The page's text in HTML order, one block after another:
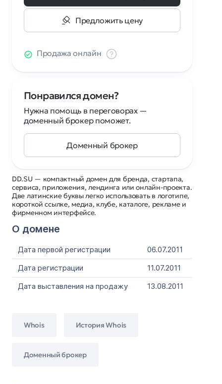
DD.SU — компактный домен для бренда, стартапа,
сервиса, приложения, лендинга или онлайн-проекта.
Две латинские буквы легко использовать в логотипе,
короткой ссылке, медиа, клубе, каталоге, рекламе и
фирменном интерфейсе.
О домене
Дата первой регистрации
06.07.2011
Дата регистрации
11.07.2011
Дата выставления на продажу
13.08.2011
Whois История Whois
Доменный брокер
Предложить цену
Продажа онлайн
Понравился домен?
Нужна помощь в переговорах —
доменный брокер поможет.
Доменный брокер